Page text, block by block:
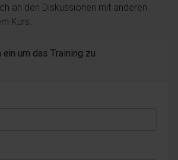
an den Diskussionen mit anderen
Kurs.
um das Training zu